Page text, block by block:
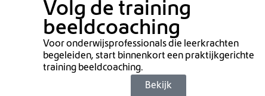
Volg de training
beeldcoaching
Voor onderwijsprofessionals die leerkrachten
begeleiden, start binnenkort een praktijkgerichte
training beeldcoaching.
Bekijk